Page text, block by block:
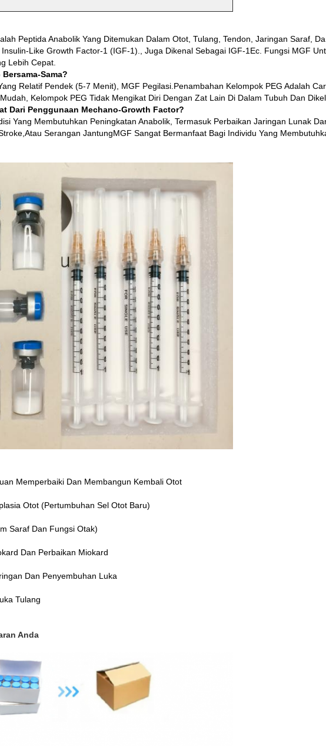
Peptida Anabolik Yang Ditemukan Dalam Otot, Tulang, Tendon, Jaringan Saraf,
Like Growth Factor-1 (IGF-1)., Juga Dikenal Sebagai IGF-1Ec. Fungsi MGF
Lebih Cepat.
Sama?
Relatif Pendek (5-7 Menit), MGF Pegilasi.Penambahan Kelompok PEG Adalah
Kelompok PEG Tidak Mengikat Diri Dengan Zat Lain Di Dalam Tubuh Dan
Dari Penggunaan Mechano-Growth Factor?
Yang Membutuhkan Peningkatan Anabolik, Termasuk Perbaikan Jaringan Lunak
Serangan JantungMGF Sangat Bermanfaat Bagi Individu Yang
Memperbaiki Dan Membangun Kembali Otot
Otot (pertumbuhan Sel Otot Baru)
Saraf Dan Fungsi Otak)
Dan Perbaikan Miokard
Dan Penyembuhan Luka
Tulang
Anda